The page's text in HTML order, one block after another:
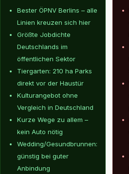
Bester ÖPNV Berlins – alle
Linien kreuzen sich hier
Größte Jobdichte
Deutschlands im
öffentlichen Sektor
Tiergarten: 210 ha Parks
direkt vor der Haustür
Kulturangebot ohne
Vergleich in Deutschland
Kurze Wege zu allem –
kein Auto nötig
Wedding/Gesundbrunnen:
günstig bei guter
Anbindung